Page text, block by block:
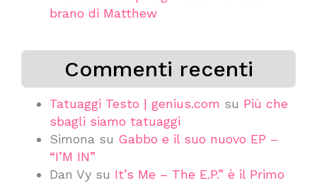
brano di Matthew
Commenti recenti
Tatuaggi Testo | genius.com su Più che
sbagli siamo tatuaggi
Simona su Gabbo e il suo nuovo EP –
“I’M IN”
Dan Vy su It’s Me – The E.P.” è il Primo